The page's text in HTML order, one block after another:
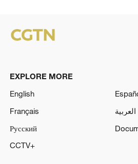
EXPLORE MORE
English
Français
العربية
Русский
CCTV+